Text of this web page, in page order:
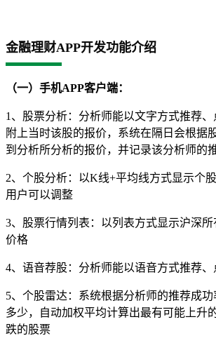
金融理财APP开发功能介绍
（一）手机APP客户端：
1、股票分析：分析师能以文字方式推荐
附上当时该股的报价，系统在隔日会根据
到分析所分析的报价，并记录该分析师的
2、个股分析：以K线+平均线方式显示个
用户可以调整
3、股票行情列表：以列表方式显示沪深
价格
4、语音荐股：分析师能以语音方式推荐
5、个股雷达：系统根据分析师的推荐成
多少，自动加权平均计算出最有可能上升
跌的股票